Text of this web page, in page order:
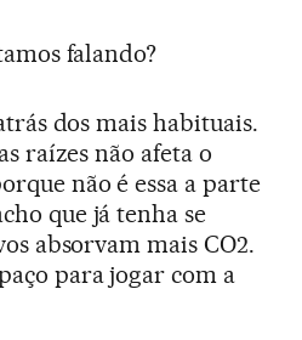
falando?
dos mais habituais.
raízes não afeta o
não é essa a parte
que já tenha se
absorvam mais CO2.
para jogar com a